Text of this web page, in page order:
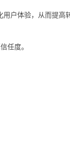
用户体验，从而提高
任度。